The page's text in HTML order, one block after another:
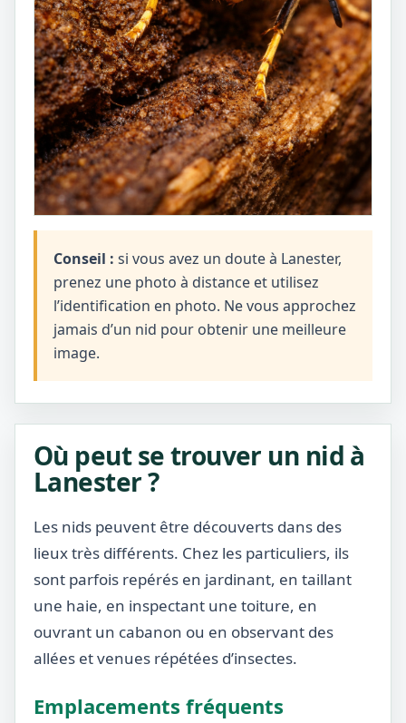
Conseil : si vous avez un doute à Lanester,
prenez une photo à distance et utilisez
l’identification en photo. Ne vous approchez
jamais d’un nid pour obtenir une meilleure
image.
Où peut se trouver un nid à
Lanester ?
Les nids peuvent être découverts dans des
lieux très différents. Chez les particuliers, ils
sont parfois repérés en jardinant, en taillant
une haie, en inspectant une toiture, en
ouvrant un cabanon ou en observant des
allées et venues répétées d’insectes.
Emplacements fréquents